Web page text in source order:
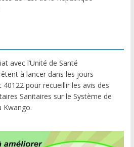
avec l’Unité de Santé
à lancer dans les jours
pour recueillir les avis des
Sanitaires sur le Système de
Kwango.